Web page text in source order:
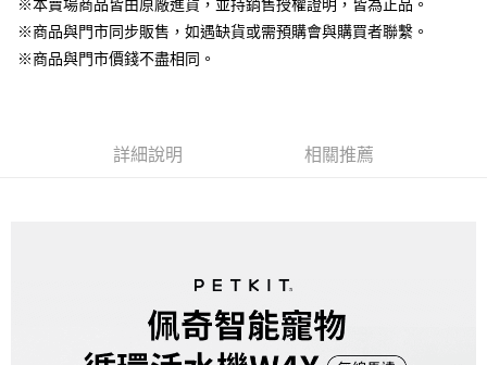
每筆NT$80，滿NT$1,500(含以上)免運費
【7-11】取貨1500免運
每筆NT$60，滿NT$1,500(含以上)免運費
※本賣場商品皆由原廠進貨，並持銷售授權證明，皆為正品。
※商品與門市同步販售，如遇缺貨或需預購會與購買者聯繫。
※商品與門市價錢不盡相同。
詳細說明 相關推薦